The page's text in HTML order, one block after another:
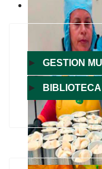
► GESTION
► BIBLIOTECA